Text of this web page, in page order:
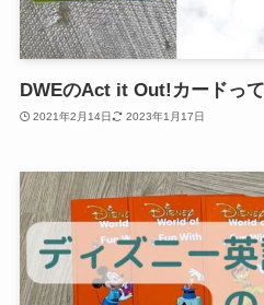
DWEのAct it Out!カードっ
2021年2月14日 2023年1月17日